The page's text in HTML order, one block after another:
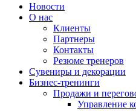
Новости
О нас
Клиенты
Партнеры
Контакты
Резюме тренеров
Сувениры и декорации
Бизнес-тренинги
Продажи и
Управление